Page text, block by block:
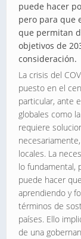
puede hacer
pero para que
que permitan
objetivos de
consideración.
La crisis del
puesto en el
particular, ante
globales como
requiere
locales. La
lo fundamental,
puede hacer
aprendiendo y
términos de
países. Ello
de una